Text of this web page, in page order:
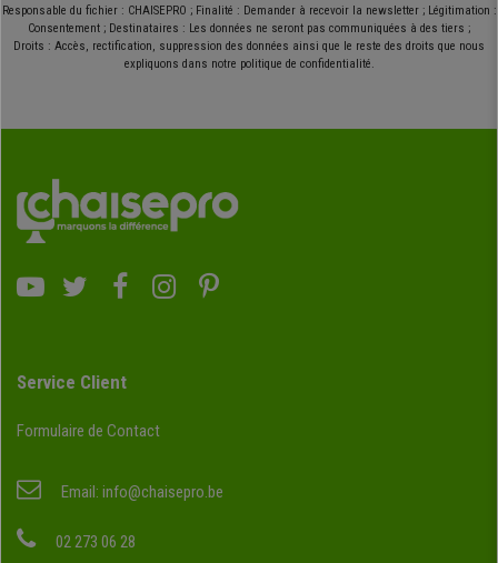
Responsable du fichier : CHAISEPRO ; Finalité : Demander à recevoir la newsletter ; Légitimation :
Consentement ; Destinataires : Les données ne seront pas communiquées à des tiers ;
Droits : Accès, rectification, suppression des données ainsi que le reste des droits que nous
expliquons dans notre politique de confidentialité.
Service Client
Formulaire de Contact
Email: info@chaisepro.be
02 273 06 28